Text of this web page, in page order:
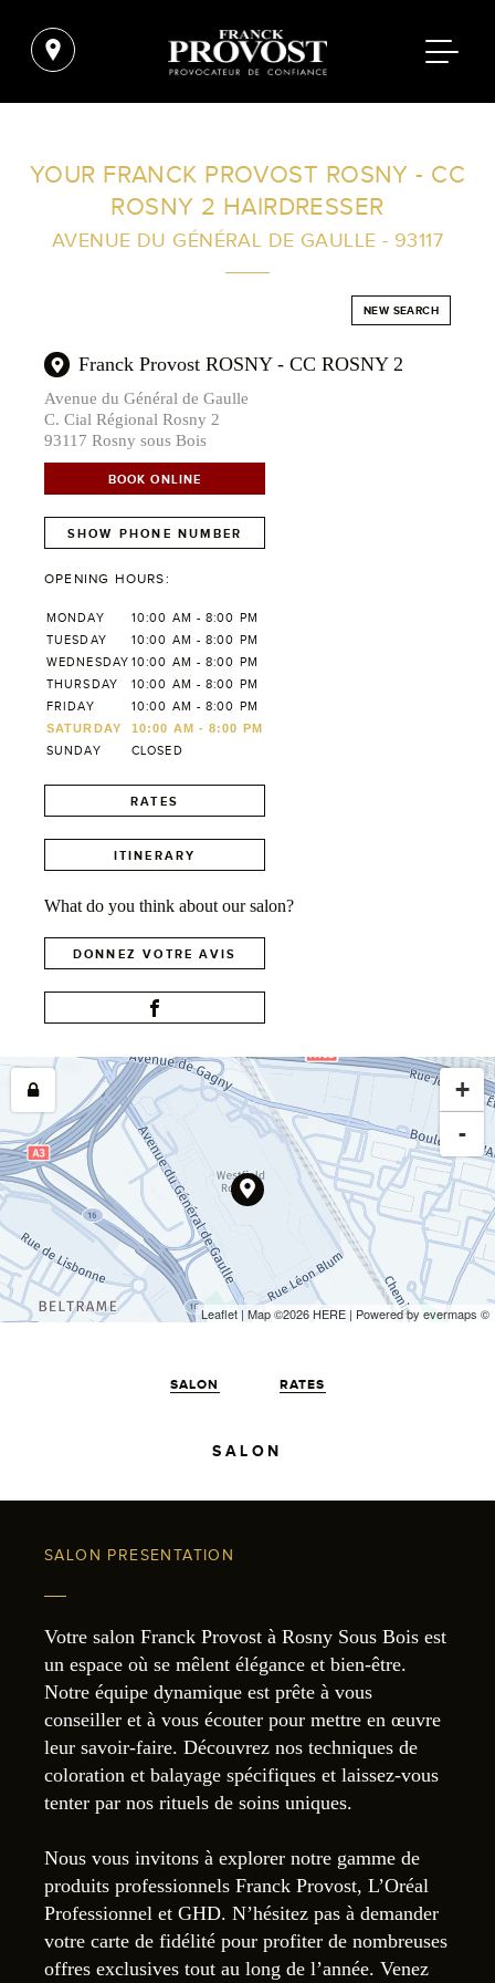
FILTER
YOUR FRANCK PROVOST ROSNY - CC
ROSNY 2 HAIRDRESSER
AVENUE DU GÉNÉRAL DE GAULLE - 93117
NEW SEARCH
Franck Provost ROSNY - CC ROSNY 2
Avenue du Général de Gaulle
C. Cial Régional Rosny 2
93117 Rosny sous Bois
BOOK ONLINE
SHOW PHONE NUMBER
OPENING HOURS:
MONDAY
10:00 AM - 8:00 PM
TUESDAY
10:00 AM - 8:00 PM
WEDNESDAY 10:00 AM - 8:00 PM
THURSDAY
10:00 AM - 8:00 PM
FRIDAY
10:00 AM - 8:00 PM
SATURDAY
10:00 AM - 8:00 PM
SUNDAY
CLOSED
RATES
ITINERARY
What do you think about our salon?
DONNEZ VOTRE AVIS
+
-
Leaflet | Map ©2026HERE | Powered by evermaps ©
SALON RATES
SALON
SALON PRESENTATION
Votre salon Franck Provost à Rosny Sous Bois est
un espace où se mêlent élégance et bien-être.
Notre équipe dynamique est prête à vous
conseiller et à vous écouter pour mettre en œuvre
leur savoir-faire. Découvrez nos techniques de
coloration et balayage spécifiques et laissez-vous
tenter par nos rituels de soins uniques.
Nous vous invitons à explorer notre gamme de
produits professionnels Franck Provost, L’Oréal
Professionnel et GHD. N’hésitez pas à demander
votre carte de fidélité pour profiter de nombreuses
offres exclusives tout au long de l’année. Venez